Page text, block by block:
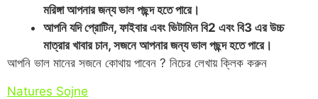
মরিঙ্গা আপনার জন্য ভাল পছন্দ হতে পারে।
আপনি যদি প্রোটিন, ফাইবার এবং ভিটামিন বি2 এবং বি3 এর উচ্চ
মাত্রার খাবার চান, সজনে আপনার জন্য ভাল পছন্দ হতে পারে।
আপনি ভাল মানের সজনে কোথায় পাবেন ? নিচের লেখায় ক্লিক করুন
Natures Sojne